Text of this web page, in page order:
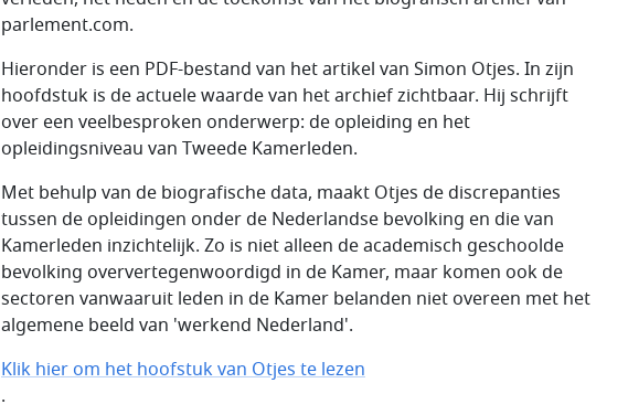
parlement.com.
Hieronder is een PDF-bestand van het artikel van Simon Otjes. In zijn
hoofdstuk is de actuele waarde van het archief zichtbaar. Hij schrijft
over een veelbesproken onderwerp: de opleiding en het
opleidingsniveau van Tweede Kamerleden.
Met behulp van de biografische data, maakt Otjes de discrepanties
tussen de opleidingen onder de Nederlandse bevolking en die van
Kamerleden inzichtelijk. Zo is niet alleen de academisch geschoolde
bevolking oververtegenwoordigd in de Kamer, maar komen ook de
sectoren vanwaaruit leden in de Kamer belanden niet overeen met het
algemene beeld van 'werkend Nederland'.
Klik hier om het hoofstuk van Otjes te lezen
.